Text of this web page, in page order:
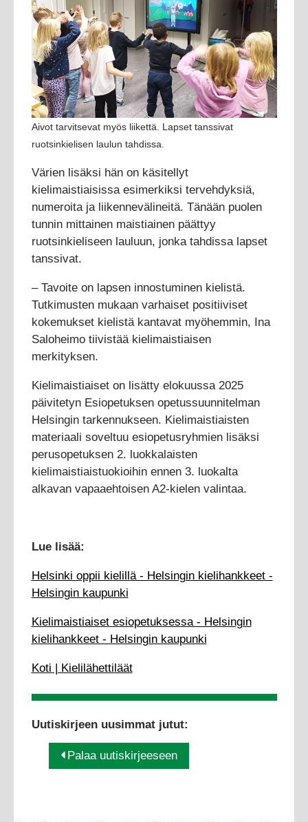
Aivot tarvitsevat myös liikettä. Lapset tanssivat
ruotsinkielisen laulun tahdissa.
Värien lisäksi hän on käsitellyt
kielimaistiaisissa esimerkiksi tervehdyksiä,
numeroita ja liikennevälineitä. Tänään puolen
tunnin mittainen maistiainen päättyy
ruotsinkieliseen lauluun, jonka tahdissa lapset
tanssivat.
– Tavoite on lapsen innostuminen kielistä.
Tutkimusten mukaan varhaiset positiiviset
kokemukset kielistä kantavat myöhemmin, Ina
Saloheimo tiivistää kielimaistiaisen
merkityksen.
Kielimaistiaiset on lisätty elokuussa 2025
päivitetyn Esiopetuksen opetussuunnitelman
Helsingin tarkennukseen. Kielimaistiaisten
materiaali soveltuu esiopetusryhmien lisäksi
perusopetuksen 2. luokkalaisten
kielimaistiaistuokioihin ennen 3. luokalta
alkavan vapaaehtoisen A2-kielen valintaa.
Lue lisää:
Helsinki oppii kielillä - Helsingin kielihankkeet -
Helsingin kaupunki
Kielimaistiaiset esiopetuksessa - Helsingin
kielihankkeet - Helsingin kaupunki
Koti | Kielilähettiläät
Uutiskirjeen uusimmat jutut:
Palaa uutiskirjeeseen